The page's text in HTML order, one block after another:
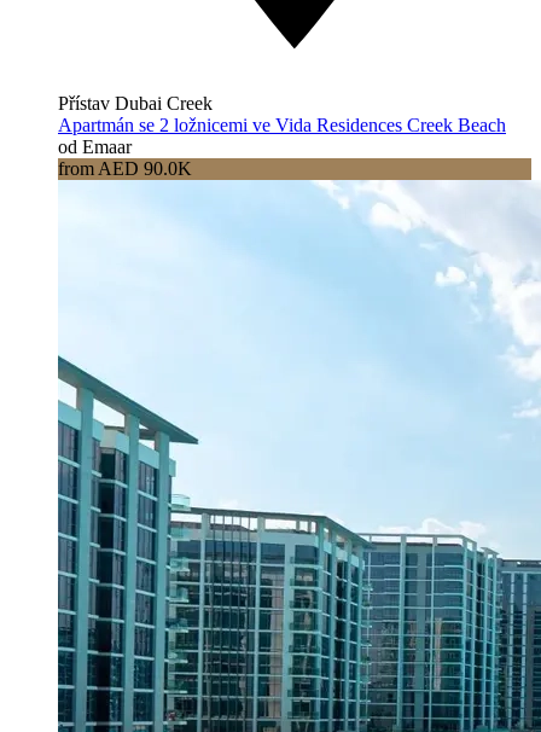
Přístav Dubai Creek
Apartmán se 2 ložnicemi ve Vida Residences Creek Beach
od Emaar
from AED 90.0K